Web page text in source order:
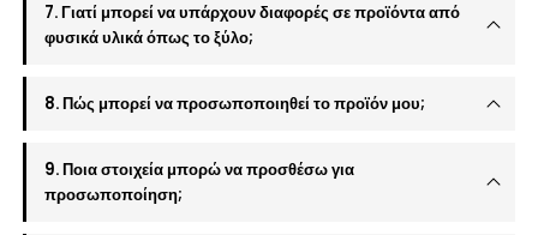
7. Γιατί μπορεί να υπάρχουν διαφορές σε προϊόντα από
φυσικά υλικά όπως το ξύλο;
8. Πώς μπορεί να προσωποποιηθεί το προϊόν μου;
9. Ποια στοιχεία μπορώ να προσθέσω για
προσωποποίηση;